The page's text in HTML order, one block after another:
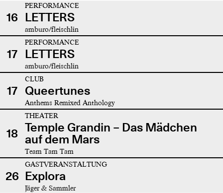
16
PERFORMANCE
LETTERS
amburo/fleischlin
17
PERFORMANCE
LETTERS
amburo/fleischlin
17
CLUB
Queertunes
Anthems Remixed Anthology
18
THEATER
Temple Grandin – Das Mädchen
auf dem Mars
Team Tam Tam
26
GASTVERANSTALTUNG
Explora
Jäger & Sammler